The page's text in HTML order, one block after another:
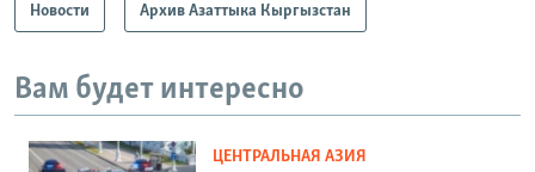
Новости Архив Азаттыка Кыргызстан
Вам будет интересно
ЦЕНТРАЛЬНАЯ АЗИЯ